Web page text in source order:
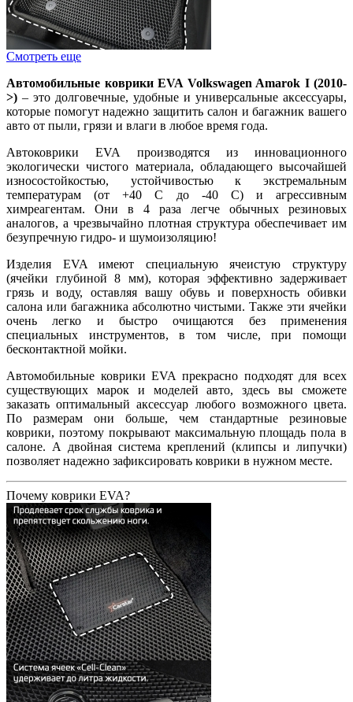
Смотреть еще
Автомобильные коврики EVA Volkswagen Amarok I (2010-
>) – это долговечные, удобные и универсальные аксессуары,
которые помогут надежно защитить салон и багажник вашего
авто от пыли, грязи и влаги в любое время года.
Автоковрики EVA производятся из инновационного
экологически чистого материала, обладающего высочайшей
износостойкостью, устойчивостью к экстремальным
температурам (от +40 С до -40 С) и агрессивным
химреагентам. Они в 4 раза легче обычных резиновых
аналогов, а чрезвычайно плотная структура обеспечивает им
безупречную гидро- и шумоизоляцию!
Изделия EVA имеют специальную ячеистую структуру
(ячейки глубиной 8 мм), которая эффективно задерживает
грязь и воду, оставляя вашу обувь и поверхность обивки
салона или багажника абсолютно чистыми. Также эти ячейки
очень легко и быстро очищаются без применения
специальных инструментов, в том числе, при помощи
бесконтактной мойки.
Автомобильные коврики EVA прекрасно подходят для всех
существующих марок и моделей авто, здесь вы сможете
заказать оптимальный аксессуар любого возможного цвета.
По размерам они больше, чем стандартные резиновые
коврики, поэтому покрывают максимальную площадь пола в
салоне. А двойная система креплений (клипсы и липучки)
позволяет надежно зафиксировать коврики в нужном месте.
Почему коврики EVA?